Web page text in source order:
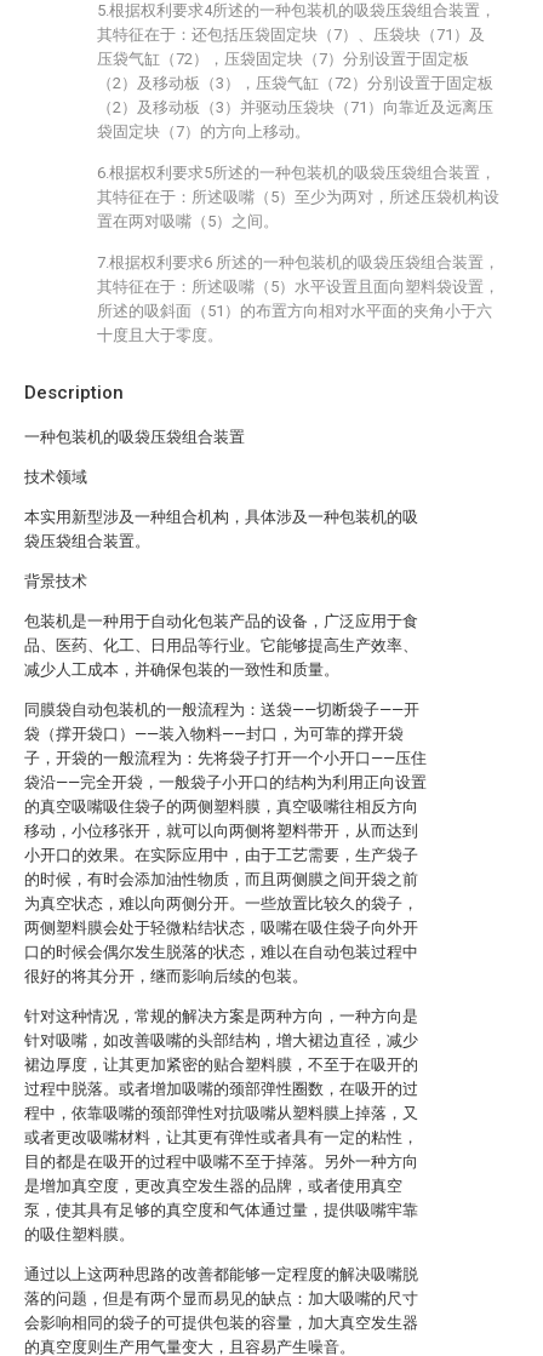
Description
一种包装机的吸袋压袋组合装置
技术领域
本实用新型涉及一种组合机构，具体涉及一种包装机的吸
袋压袋组合装置。
背景技术
包装机是一种用于自动化包装产品的设备，广泛应用于食
品、医药、化工、日用品等行业。它能够提高生产效率、
减少人工成本，并确保包装的一致性和质量。
同膜袋自动包装机的一般流程为：送袋——切断袋子——开
袋（撑开袋口）——装入物料——封口，为可靠的撑开袋
子，开袋的一般流程为：先将袋子打开一个小开口——压住
袋沿——完全开袋，一般袋子小开口的结构为利用正向设置
的真空吸嘴吸住袋子的两侧塑料膜，真空吸嘴往相反方向
移动，小位移张开，就可以向两侧将塑料带开，从而达到
小开口的效果。在实际应用中，由于工艺需要，生产袋子
的时候，有时会添加油性物质，而且两侧膜之间开袋之前
为真空状态，难以向两侧分开。一些放置比较久的袋子，
两侧塑料膜会处于轻微粘结状态，吸嘴在吸住袋子向外开
口的时候会偶尔发生脱落的状态，难以在自动包装过程中
很好的将其分开，继而影响后续的包装。
针对这种情况，常规的解决方案是两种方向，一种方向是
针对吸嘴，如改善吸嘴的头部结构，增大裙边直径，减少
裙边厚度，让其更加紧密的贴合塑料膜，不至于在吸开的
过程中脱落。或者增加吸嘴的颈部弹性圈数，在吸开的过
程中，依靠吸嘴的颈部弹性对抗吸嘴从塑料膜上掉落，又
或者更改吸嘴材料，让其更有弹性或者具有一定的粘性，
目的都是在吸开的过程中吸嘴不至于掉落。另外一种方向
是增加真空度，更改真空发生器的品牌，或者使用真空
泵，使其具有足够的真空度和气体通过量，提供吸嘴牢靠
的吸住塑料膜。
通过以上这两种思路的改善都能够一定程度的解决吸嘴脱
落的问题，但是有两个显而易见的缺点：加大吸嘴的尺寸
会影响相同的袋子的可提供包装的容量，加大真空发生器
的真空度则生产用气量变大，且容易产生噪音。
5.根据权利要求4所述的一种包装机的吸袋压袋组合装置，
其特征在于：还包括压袋固定块（7）、压袋块（71）及
压袋气缸（72），压袋固定块（7）分别设置于固定板
（2）及移动板（3），压袋气缸（72）分别设置于固定板
（2）及移动板（3）并驱动压袋块（71）向靠近及远离压
袋固定块（7）的方向上移动。
6.根据权利要求5所述的一种包装机的吸袋压袋组合装置，
其特征在于：所述吸嘴（5）至少为两对，所述压袋机构设
置在两对吸嘴（5）之间。
7.根据权利要求6 所述的一种包装机的吸袋压袋组合装置，
其特征在于：所述吸嘴（5）水平设置且面向塑料袋设置，
所述的吸斜面（51）的布置方向相对水平面的夹角小于六
十度且大于零度。